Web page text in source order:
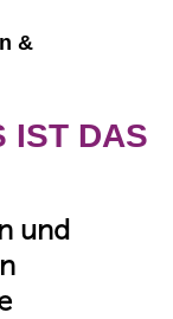
&
IST DAS
und